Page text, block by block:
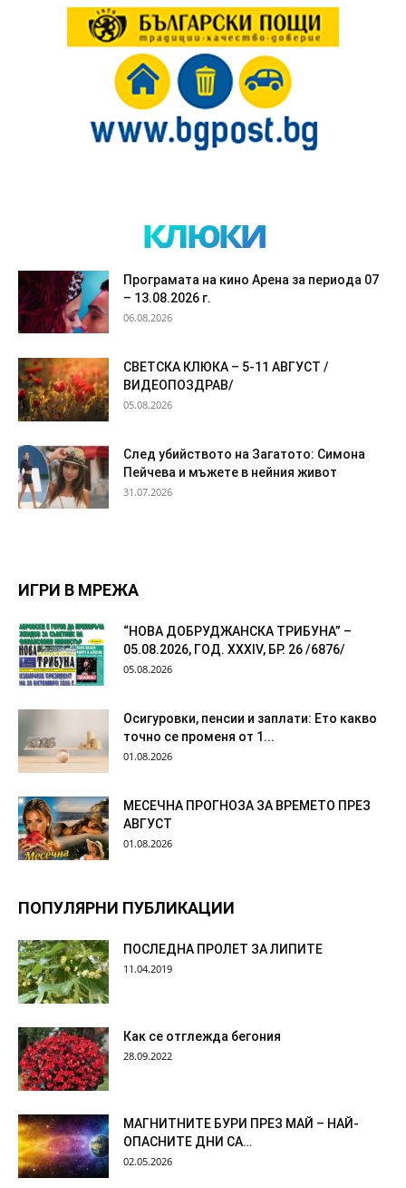
клюки
Програмата на кино Арена за периода 07
– 13.08.2026 г.
06.08.2026
СВЕТСКА КЛЮКА – 5-11 АВГУСТ /
ВИДЕОПОЗДРАВ/
05.08.2026
След убийството на Загатото: Симона
Пейчева и мъжете в нейния живот
31.07.2026
ИГРИ В МРЕЖА
“НОВА ДОБРУДЖАНСКА ТРИБУНА” –
05.08.2026, ГОД. XXХIV, БР. 26 /6876/
05.08.2026
Осигуровки, пенсии и заплати: Ето какво
точно се променя от 1...
01.08.2026
МЕСЕЧНА ПРОГНОЗА ЗА ВРЕМЕТО ПРЕЗ
АВГУСТ
01.08.2026
ПОПУЛЯРНИ ПУБЛИКАЦИИ
ПОСЛЕДНА ПРОЛЕТ ЗА ЛИПИТЕ
11.04.2019
Как се отглежда бегония
28.09.2022
МАГНИТНИТЕ БУРИ ПРЕЗ МАЙ – НАЙ-
ОПАСНИТЕ ДНИ СА…
02.05.2026